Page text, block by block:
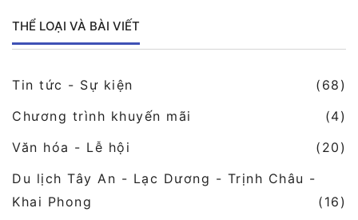
THỂ LOẠI VÀ BÀI VIẾT
Tin tức - Sự kiện
(68)
Chương trình khuyến mãi
(4)
Văn hóa - Lễ hội
(20)
Du lịch Tây An - Lạc Dương - Trịnh Châu -
Khai Phong
(16)